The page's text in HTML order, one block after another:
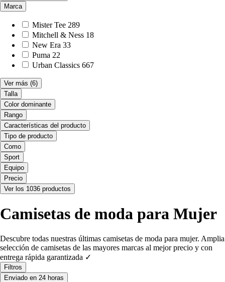
Marca
Mister Tee 289
Mitchell & Ness 18
New Era 33
Puma 22
Urban Classics 667
Ver más (6)
Talla
Color dominante
Rango
Características del producto
Tipo de producto
Como
Sport
Equipo
Precio
Ver los 1036 productos
Camisetas de moda para Mujer
Descubre todas nuestras últimas camisetas de moda para mujer. Amplia
selección de camisetas de las mayores marcas al mejor precio y con
entrega rápida garantizada ✓
Filtros
Enviado en 24 horas